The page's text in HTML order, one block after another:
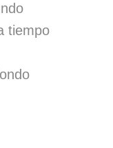
tiempo